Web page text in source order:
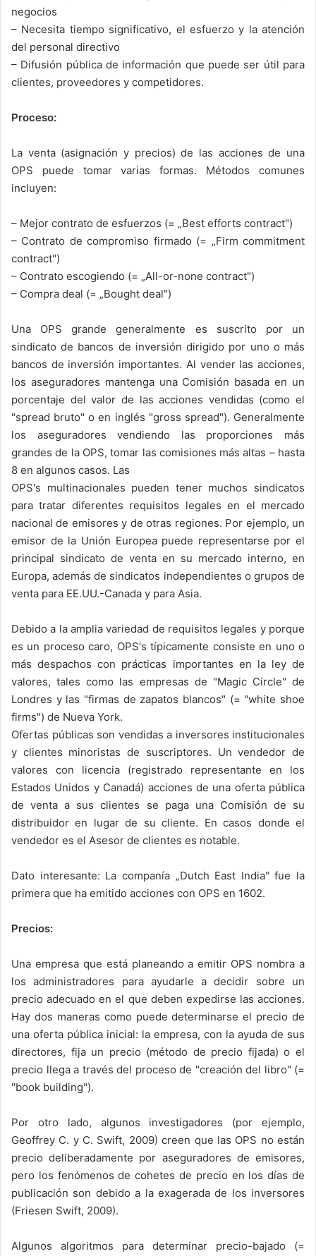
negocios
– Necesita tiempo significativo, el esfuerzo y la atención
del personal directivo
– Difusión pública de información que puede ser útil para
clientes, proveedores y competidores.
Proceso:
La venta (asignación y precios) de las acciones de una
OPS puede tomar varias formas. Métodos comunes
incluyen:
– Mejor contrato de esfuerzos (= „Best efforts contract")
– Contrato de compromiso firmado (= „Firm commitment
contract")
– Contrato escogiendo (= „All-or-none contract")
– Compra deal (= „Bought deal")
Una OPS grande generalmente es suscrito por un
sindicato de bancos de inversión dirigido por uno o más
bancos de inversión importantes. Al vender las acciones,
los aseguradores mantenga una Comisión basada en un
porcentaje del valor de las acciones vendidas (como el
"spread bruto" o en inglés "gross spread"). Generalmente
los aseguradores vendiendo las proporciones más
grandes de la OPS, tomar las comisiones más altas – hasta
8 en algunos casos. Las
OPS's multinacionales pueden tener muchos sindicatos
para tratar diferentes requisitos legales en el mercado
nacional de emisores y de otras regiones. Por ejemplo, un
emisor de la Unión Europea puede representarse por el
principal sindicato de venta en su mercado interno, en
Europa, además de sindicatos independientes o grupos de
venta para EE.UU.-Canada y para Asia.
Debido a la amplia variedad de requisitos legales y porque
es un proceso caro, OPS's típicamente consiste en uno o
más despachos con prácticas importantes en la ley de
valores, tales como las empresas de "Magic Circle" de
Londres y las "firmas de zapatos blancos" (= "white shoe
firms") de Nueva York.
Ofertas públicas son vendidas a inversores institucionales
y clientes minoristas de suscriptores. Un vendedor de
valores con licencia (registrado representante en los
Estados Unidos y Canadá) acciones de una oferta pública
de venta a sus clientes se paga una Comisión de su
distribuidor en lugar de su cliente. En casos donde el
vendedor es el Asesor de clientes es notable.
Dato interesante: La companía „Dutch East India" fue la
primera que ha emitido acciones con OPS en 1602.
Precios:
Una empresa que está planeando a emitir OPS nombra a
los administradores para ayudarle a decidir sobre un
precio adecuado en el que deben expedirse las acciones.
Hay dos maneras como puede determinarse el precio de
una oferta pública inicial: la empresa, con la ayuda de sus
directores, fija un precio (método de precio fijada) o el
precio llega a través del proceso de "creación del libro" (=
"book building").
Por otro lado, algunos investigadores (por ejemplo,
Geoffrey C. y C. Swift, 2009) creen que las OPS no están
precio deliberadamente por aseguradores de emisores,
pero los fenómenos de cohetes de precio en los días de
publicación son debido a la exagerada de los inversores
(Friesen Swift, 2009).
Algunos algoritmos para determinar precio-bajado (=